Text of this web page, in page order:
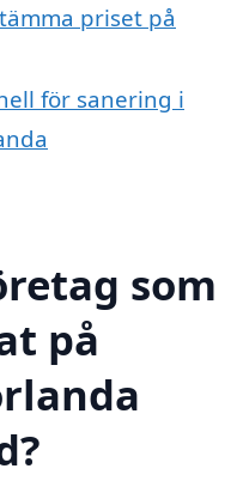
priset på
för sanering i
som
på